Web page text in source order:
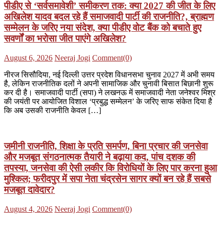
पीडीए से ‘सर्वसमावेशी’ समीकरण तक: क्या 2027 की जीत के लिए
अखिलेश यादव बदल रहे हैं समाजवादी पार्टी की राजनीति?, ब्राह्मण
सम्मेलन के जरिए नया संदेश, क्या पीडीए वोट बैंक को बचाते हुए
सवर्णों का भरोसा जीत पाएंगे अखिलेश?
Posted
August 6, 2026 Author
Neeraj Jogi Comment(0)
नीरज सिसौदिया, नई दिल्ली उत्तर प्रदेश विधानसभा चुनाव 2027 में अभी समय
है, लेकिन राजनीतिक दलों ने अपनी सामाजिक और चुनावी बिसात बिछानी शुरू
कर दी है। समाजवादी पार्टी (सपा) ने लखनऊ में समाजवादी नेता जनेश्वर मिश्र
की जयंती पर आयोजित विशाल ‘प्रबुद्ध सम्मेलन’ के जरिए साफ संकेत दिया है
कि अब उसकी राजनीति केवल […]
जमीनी राजनीति, शिक्षा के प्रति समर्पण, बिना प्रचार की जनसेवा
और मजबूत संगठनात्मक तैयारी ने बढ़ाया कद, पांच दशक की
तपस्या, जनसेवा की ऐसी लकीर कि विरोधियों के लिए पार करना हुआ
मुश्किल; फरीदपुर में सपा नेता चंद्रसेन सागर क्यों बन रहे हैं सबसे
मजबूत दावेदार?
Posted
August 4, 2026 Author
Neeraj Jogi Comment(0)